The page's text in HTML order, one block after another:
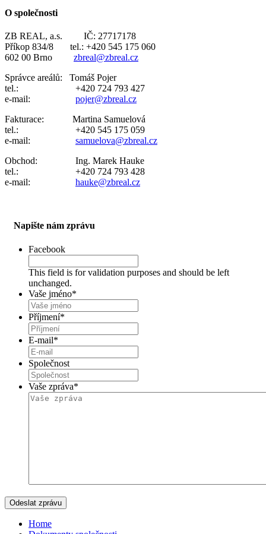
O společnosti
ZB REAL, a.s. IČ: 27717178
Příkop 834/8 tel.: +420 545 175 060
602 00 Brno zbreal@zbreal.cz
Správce areálů: Tomáš Pojer
tel.: +420 724 793 427
e-mail: pojer@zbreal.cz
Fakturace: Martina Samuelová
tel.: +420 545 175 059
e-mail: samuelova@zbreal.cz
Obchod: Ing. Marek Hauke
tel.: +420 724 793 428
e-mail: hauke@zbreal.cz
Napište nám zprávu
Facebook
This field is for validation purposes and should be left
unchanged.
Vaše jméno*
Příjmení*
E-mail*
Společnost
Vaše zpráva*
Home